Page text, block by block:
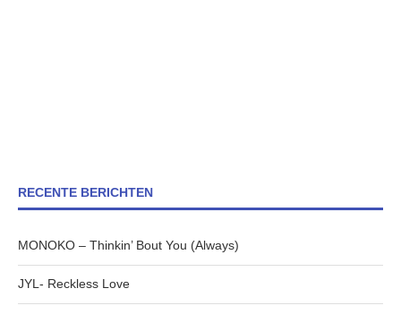
RECENTE BERICHTEN
MONOKO – Thinkin’ Bout You (Always)
JYL- Reckless Love